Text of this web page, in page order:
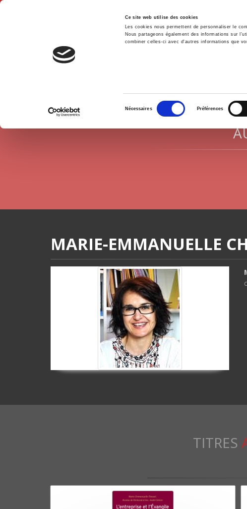
Ce site web utilise des cookies
Les cookies nous permettent de personnaliser le
Nous partageons également des informations sur
combiner celles-ci avec d'autres informations que
consentement
Nécessaires Préférences
Accueil
MARIE-EMMANUELLE
TITRES